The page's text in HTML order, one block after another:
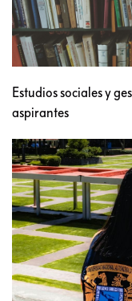
Estudios sociales y
aspirantes